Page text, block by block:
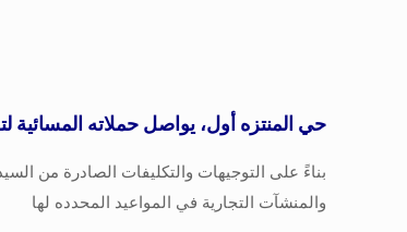
حي المنتزه أول، يواصل حملاته المسائية
بناءً على التوجيهات والتكليفات الصادرة من
والمنشآت التجارية في المواعيد المحدده لها